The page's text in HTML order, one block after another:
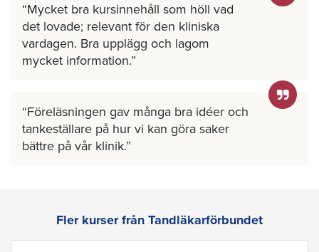
Mycket bra kursinnehåll som höll vad
det lovade; relevant för den kliniska
vardagen. Bra upplägg och lagom
mycket information.
Föreläsningen gav många bra idéer och
tankeställare på hur vi kan göra saker
bättre på vår klinik.
Fler kurser från Tandläkarförbundet